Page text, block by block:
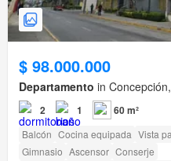
$ 98.000.000
Departamento in
2 1 60 m²
Balcón Cocina equipada Vista
Gimnasio Ascensor Conserje